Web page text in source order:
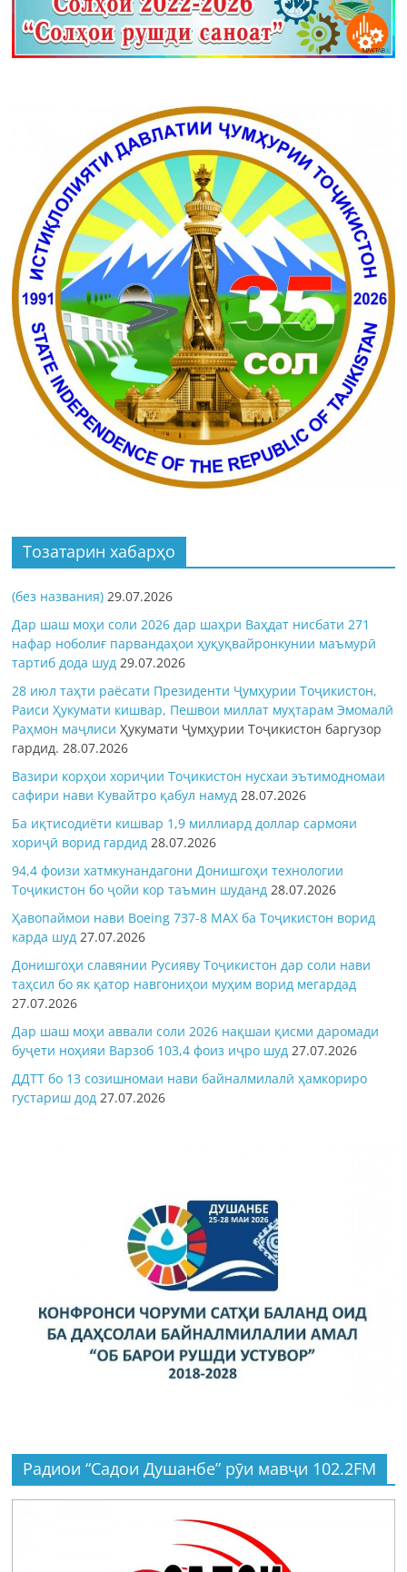
Тозатарин хабарҳо
(без названия) 29.07.2026
Дар шаш моҳи соли 2026 дар шаҳри Ваҳдат нисбати 271
нафар ноболиғ парвандаҳои ҳуқуқвайронкунии маъмурӣ
тартиб дода шуд 29.07.2026
28 июл таҳти раёсати Президенти Ҷумҳурии Тоҷикистон,
Раиси Ҳукумати кишвар, Пешвои миллат муҳтарам Эмомалӣ
Раҳмон маҷлисиҲукумати Ҷумҳурии Тоҷикистон баргузор
гардид.28.07.2026
Вазири корҳои хориҷии Тоҷикистон нусхаи эътимодномаи
сафири нави Кувайтро қабул намуд 28.07.2026
Ба иқтисодиёти кишвар 1,9 миллиард доллар сармояи
хориҷӣ ворид гардид 28.07.2026
94,4 фоизи хатмкунандагони Донишгоҳи технологии
Тоҷикистон бо ҷойи кор таъмин шуданд 28.07.2026
Ҳавопаймои нави Boeing 737-8 MAX ба Тоҷикистон ворид
карда шуд 27.07.2026
Донишгоҳи славянии Русияву Тоҷикистон дар соли нави
таҳсил бо як қатор навгониҳои муҳим ворид мегардад
27.07.2026
Дар шаш моҳи аввали соли 2026 нақшаи қисми даромади
буҷети ноҳияи Варзоб 103,4 фоиз иҷро шуд 27.07.2026
ДДТТ бо 13 созишномаи нави байналмилалӣ ҳамкориро
густариш дод 27.07.2026
Радиои “Садои Душанбе” рӯи мавҷи 102.2FM